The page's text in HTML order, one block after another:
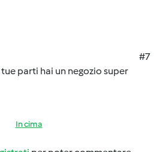
#7
tue parti hai un negozio super
In cima